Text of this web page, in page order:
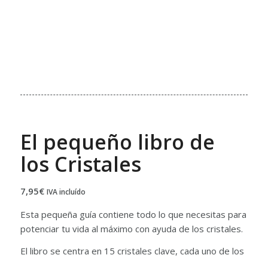
El pequeño libro de
los Cristales
7,95€ IVA incluído
Esta pequeña guía contiene todo lo que necesitas para
potenciar tu vida al máximo con ayuda de los cristales.
El libro se centra en 15 cristales clave, cada uno de los